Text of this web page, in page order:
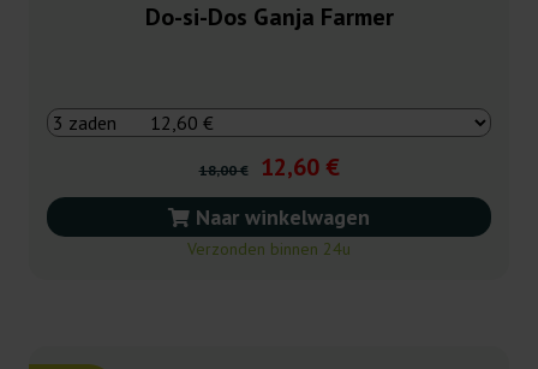
Do-si-Dos Ganja Farmer
18,00 € 12,60 €
Naar winkelwagen
Verzonden binnen 24u